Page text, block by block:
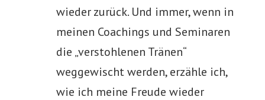
wieder zurück. Und immer, wenn in
meinen Coachings und Seminaren
die „verstohlenen Tränen“
weggewischt werden, erzähle ich,
wie ich meine Freude wieder